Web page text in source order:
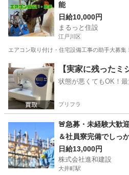
能
日給10,000円
まるっと住設
江戸川区
エアコン取り付け・住宅設備工事の助手大募
江戸川区 建築
【実家に残ったミ
状態が悪くてもOK！
プリフラ
🚨急募・未経験大歓
＆社員寮完備でしっ
集💨
日給13,000円
株式会社進和建設
大井町駅